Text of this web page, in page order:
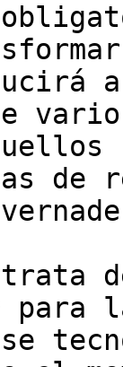
de
trata
para